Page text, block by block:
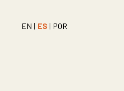
EN | ES | POR